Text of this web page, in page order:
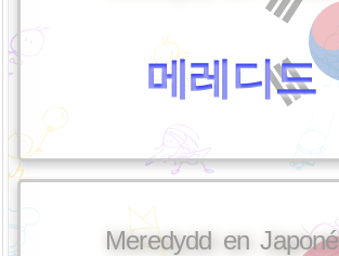
메레디드
Meredydd en